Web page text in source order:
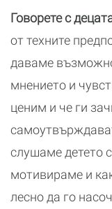
Говорете с
от техните
даваме
мнението и
ценим и че ги
слушаме детето
мотивираме и
лесно да го